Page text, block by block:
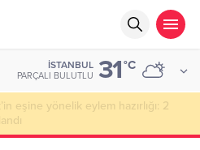
İSTANBUL
PARÇALI BULUTLU 31°C
milyonluk vurgun iddiası: Haluk
gözaltı